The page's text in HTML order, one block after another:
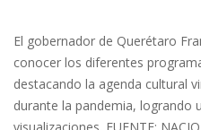
El gobernador de Querétaro
conocer los diferentes
destacando la agenda cultural
durante la pandemia, logrando